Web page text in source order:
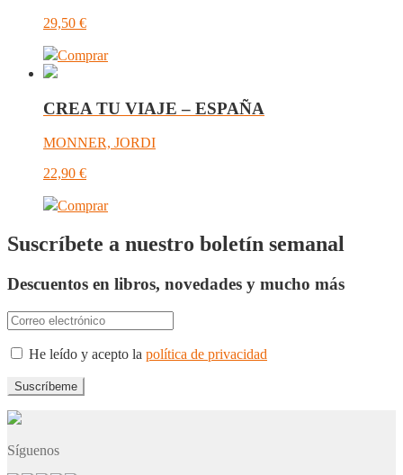
29,50 €
Comprar
CREA TU VIAJE – ESPAÑA
MONNER, JORDI
22,90 €
Comprar
Suscríbete a nuestro boletín semanal
Descuentos en libros, novedades y mucho más
He leído y acepto la política de privacidad
Síguenos